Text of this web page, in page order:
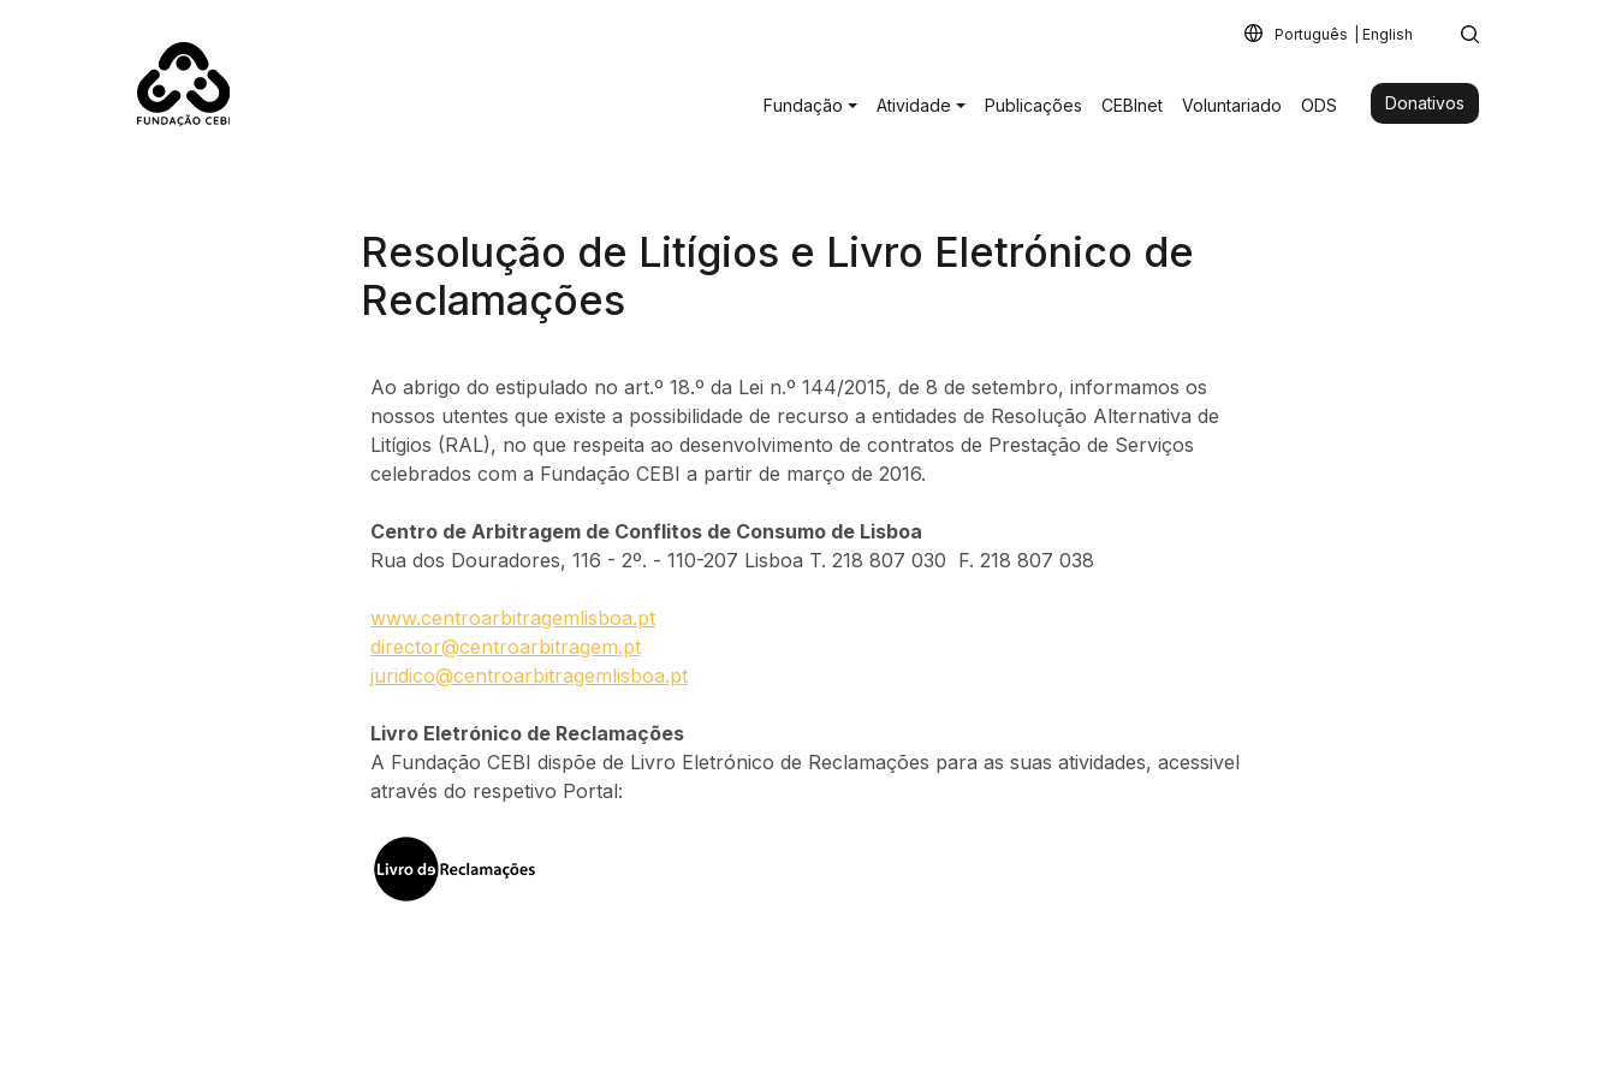
Português English
Main navigation
Fundação Atividade Publicações CEBInet Voluntariado ODS Donativos
Resolução de Litígios e Livro Eletrónico de
Reclamações
Ao abrigo do estipulado no art.º 18.º da Lei n.º 144/2015, de 8 de setembro, informamos os
nossos utentes que existe a possibilidade de recurso a entidades de Resolução Alternativa de
Litígios (RAL), no que respeita ao desenvolvimento de contratos de Prestação de Serviços
celebrados com a Fundação CEBI a partir de março de 2016.
Centro de Arbitragem de Conflitos de Consumo de Lisboa
Rua dos Douradores, 116 - 2º. - 110-207 Lisboa T. 218 807 030 F. 218 807 038
www.centroarbitragemlisboa.pt
director@centroarbitragem.pt
juridico@centroarbitragemlisboa.pt
Livro Eletrónico de Reclamações
A Fundação CEBI dispõe de Livro Eletrónico de Reclamações para as suas atividades, acessivel
através do respetivo Portal: